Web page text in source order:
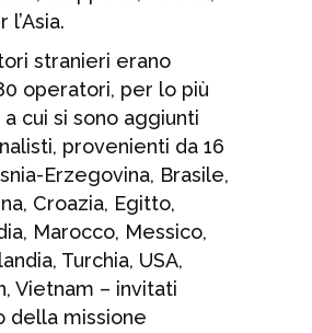
l’Asia.
stranieri erano
operatori, per lo più
cui si sono aggiunti
provenienti da 16
Erzegovina, Brasile,
Croazia, Egitto,
Marocco, Messico,
Turchia, USA,
Vietnam – invitati
della missione